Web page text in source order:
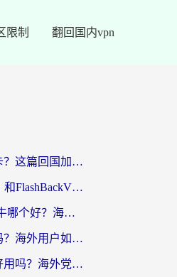
限制 翻回国内vpn
美国看世界杯总卡？这篇回国加速器指南帮你无缝刷国内资源（附苹果手机VPN设置步骤）
穿梭VPN好用吗？和FlashBackVPN对比哪个回国效果更好？
Quickback和小黑牛哪个好？海外党亲测指南，选对回国加速器秒回国内
迅游和银河好用吗？海外用户如何选择回国加速器实现无缝访问国内资源
穿梭和奇游手游好用吗？海外党亲测3款回国加速器，附蜜蜂加速器七天试用攻略